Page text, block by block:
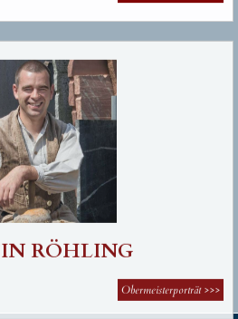
RÖHLING
Obermeisterporträt>>>